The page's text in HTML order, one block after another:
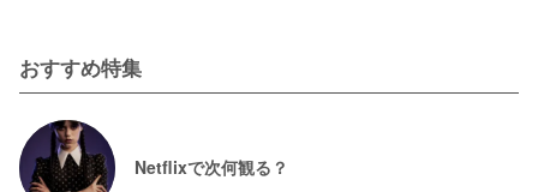
おすすめ特集
Netflixで次何観る？